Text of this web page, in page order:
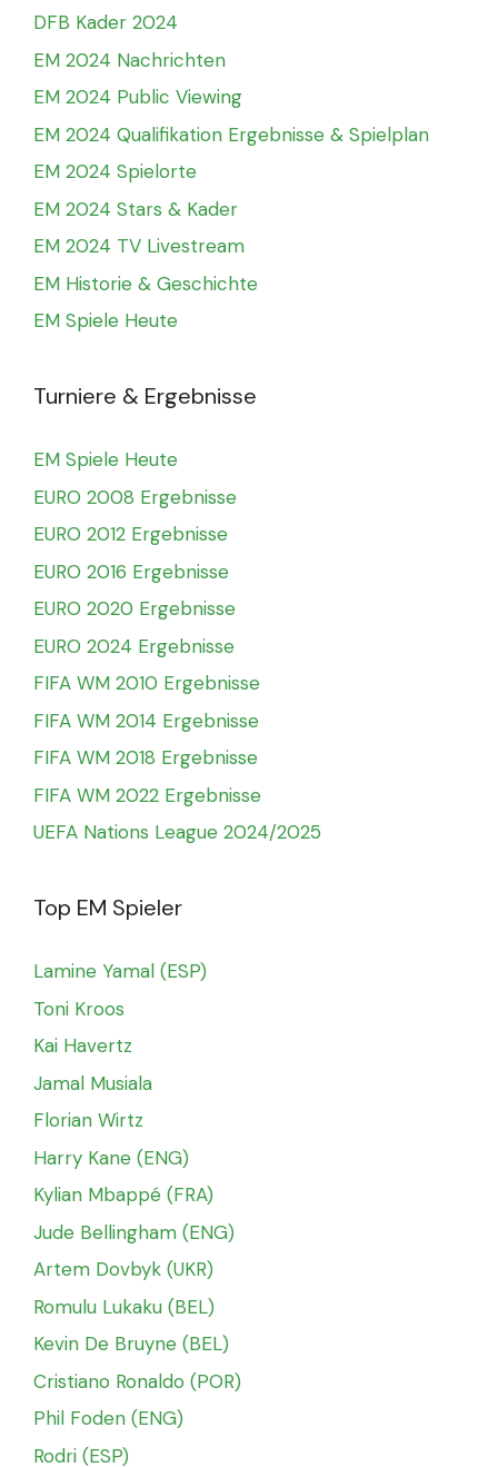
DFB Kader 2024
EM 2024 Nachrichten
EM 2024 Public Viewing
EM 2024 Qualifikation Ergebnisse & Spielplan
EM 2024 Spielorte
EM 2024 Stars & Kader
EM 2024 TV Livestream
EM Historie & Geschichte
EM Spiele Heute
Turniere & Ergebnisse
EM Spiele Heute
EURO 2008 Ergebnisse
EURO 2012 Ergebnisse
EURO 2016 Ergebnisse
EURO 2020 Ergebnisse
EURO 2024 Ergebnisse
FIFA WM 2010 Ergebnisse
FIFA WM 2014 Ergebnisse
FIFA WM 2018 Ergebnisse
FIFA WM 2022 Ergebnisse
UEFA Nations League 2024/2025
Top EM Spieler
Lamine Yamal (ESP)
Toni Kroos
Kai Havertz
Jamal Musiala
Florian Wirtz
Harry Kane (ENG)
Kylian Mbappé (FRA)
Jude Bellingham (ENG)
Artem Dovbyk (UKR)
Romulu Lukaku (BEL)
Kevin De Bruyne (BEL)
Cristiano Ronaldo (POR)
Phil Foden (ENG)
Rodri (ESP)